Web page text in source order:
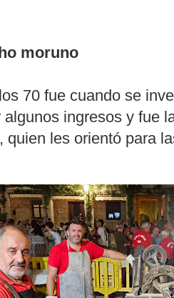
moruno
70 fue cuando se
algunos ingresos y fue
quien les orientó para